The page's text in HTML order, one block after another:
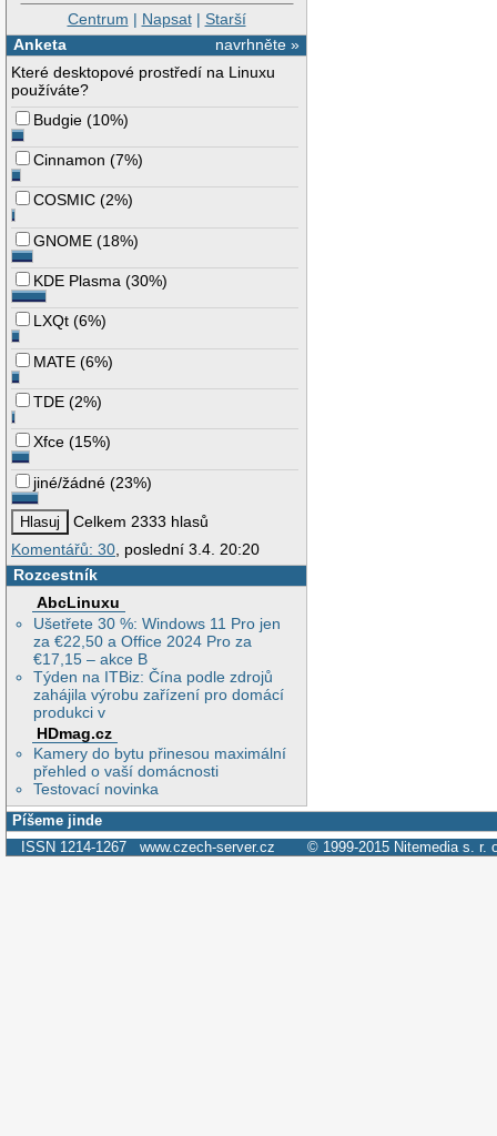
Centrum | Napsat| Starší
navrhněte »
Anketa
Které desktopové prostředí na Linuxu
používáte?
Budgie (10%)
Cinnamon (7%)
COSMIC (2%)
GNOME (18%)
KDE Plasma (30%)
LXQt (6%)
MATE (6%)
TDE (2%)
Xfce (15%)
jiné/žádné (23%)
Celkem 2333 hlasů
Komentářů: 30, poslední 3.4. 20:20
Rozcestník
AbcLinuxu
Ušetřete 30 %: Windows 11 Pro jen
za €22,50 a Office 2024 Pro za
€17,15 – akce B
Týden na ITBiz: Čína podle zdrojů
zahájila výrobu zařízení pro domácí
produkci v
HDmag.cz
Kamery do bytu přinesou maximální
přehled o vaší domácnosti
Testovací novinka
Píšeme jinde
ISSN 1214-1267 www.czech-server.cz © 1999-2015 Nitemedia s. r.